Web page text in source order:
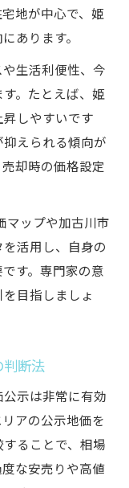
地が中心で、姫
あります。
生活利便性、今
。たとえば、姫
しやすいです
えられる傾向が
却時の価格設定
マップや加古川市
活用し、自身の
す。専門家の意
目指しましょ
判断法
示は非常に有効
アの公示地価を
ることで、相場
な安売りや高値